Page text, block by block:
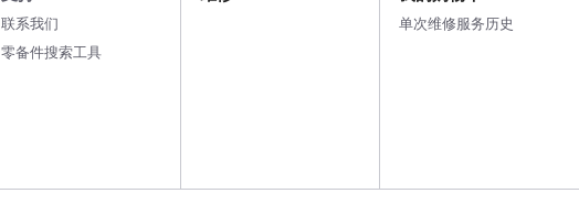
联系我们
零备件搜索工具
单次维修服务历史